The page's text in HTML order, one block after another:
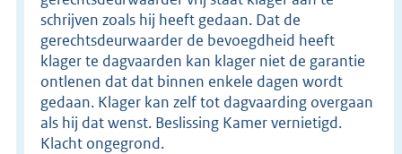
schrijven zoals hij heeft gedaan. Dat de
gerechtsdeurwaarder de bevoegdheid heeft
klager te dagvaarden kan klager niet de garantie
ontlenen dat dat binnen enkele dagen wordt
gedaan. Klager kan zelf tot dagvaarding overgaan
als hij dat wenst. Beslissing Kamer vernietigd.
Klacht ongegrond.